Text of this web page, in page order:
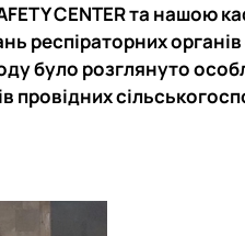
CENTER та нашою
респіраторних
було розглянуто
провідних